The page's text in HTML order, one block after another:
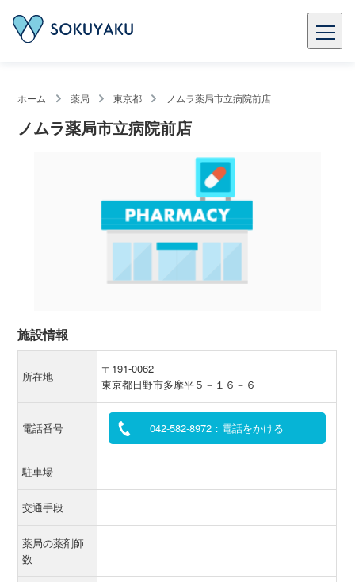
ホーム 薬局 東京都 ノムラ薬局市立病院前店
ノムラ薬局市立病院前店
施設情報
所在地
〒191-0062
東京都日野市多摩平５－１６－６
電話番号 042-582-8972：電話をかける
駐車場
交通手段
薬局の薬剤師
数